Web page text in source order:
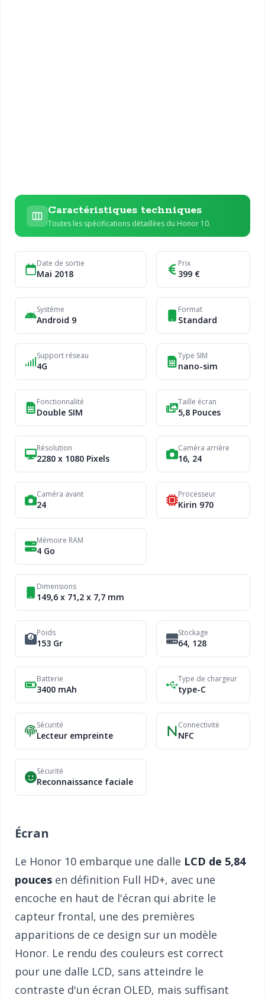
Caractéristiques techniques
Toutes les spécifications détaillées du Honor 10.
Date de sortie
Mai 2018
Prix
399 €
Système
Android 9
Format
Standard
Support réseau
4G
Type SIM
nano-sim
Fonctionnalité
Double SIM
Taille écran
5,8 Pouces
Résolution
2280 x 1080 Pixels
Caméra arrière
16, 24
Caméra avant
24
Processeur
Kirin 970
Mémoire RAM
4 Go
Dimensions
149,6 x 71,2 x 7,7 mm
Poids
153 Gr
Stockage
64, 128
Batterie
3400 mAh
Type de chargeur
type-C
Sécurité
Lecteur empreinte
Connectivité
NFC
Sécurité
Reconnaissance faciale
Écran
Le Honor 10 embarque une dalle LCD de 5,84
pouces en définition Full HD+, avec une
encoche en haut de l'écran qui abrite le
capteur frontal, une des premières
apparitions de ce design sur un modèle
Honor. Le rendu des couleurs est correct
pour une dalle LCD, sans atteindre le
contraste d'un écran OLED, mais suffisant